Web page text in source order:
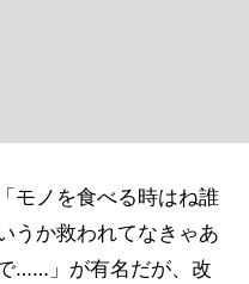
モノを食べる時はね誰
うか救われてなきゃあ
……」が有名だが、改